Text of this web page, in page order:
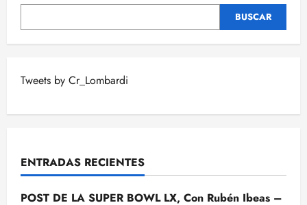
BUSCAR
Tweets by Cr_Lombardi
ENTRADAS RECIENTES
POST DE LA SUPER BOWL LX, Con Rubén Ibeas –